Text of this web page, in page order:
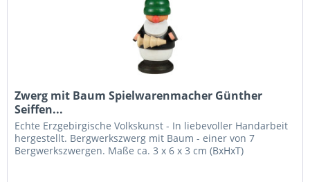
Zwerg mit Baum Spielwarenmacher Günther
Seiffen...
Echte Erzgebirgische Volkskunst - In liebevoller Handarbeit
hergestellt. Bergwerkszwerg mit Baum - einer von 7
Bergwerkszwergen. Maße ca. 3 x 6 x 3 cm (BxHxT)